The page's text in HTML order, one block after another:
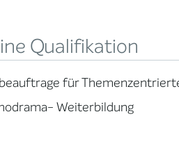
Qualifikation
für
Weiterbildung